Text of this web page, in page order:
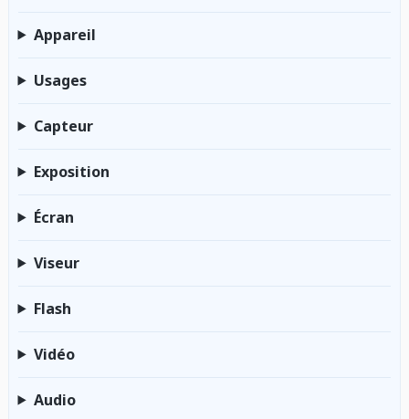
Appareil
Usages
Capteur
Exposition
Écran
Viseur
Flash
Vidéo
Audio